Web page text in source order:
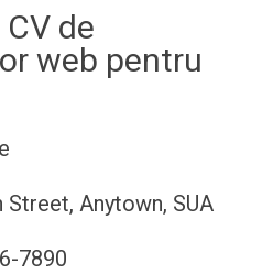
de
web pentru
Street, Anytown, SUA
7890